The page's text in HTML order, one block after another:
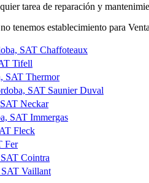
tarea de reparación y
tenemos establecimiento para
SAT Chaffoteaux
Tifell
SAT Thermor
SAT Saunier Duval
Neckar
SAT Immergas
Fleck
Fer
Cointra
Vaillant